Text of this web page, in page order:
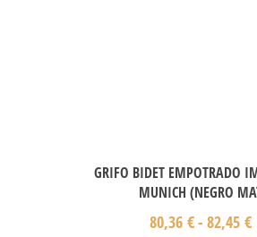
GRIFO BIDET EMPOTRADO
MUNICH (NEGRO
80,36 €- 82,45 €